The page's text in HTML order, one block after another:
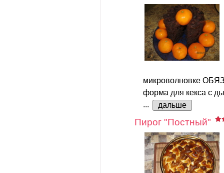
микроволновке
форма для кекса с
...
дальше
Пирог "Постный"